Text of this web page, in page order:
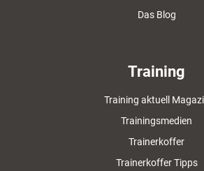
Das Blog
Training
Training aktuell
Trainingsmedien
Trainerkoffer
Trainerkoffer Tipps